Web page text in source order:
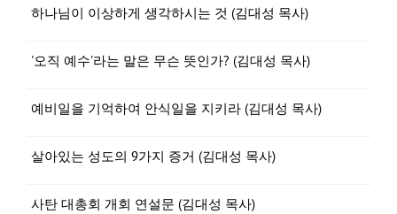
하나님이 이상하게 생각하시는 것 (김대성 목사)
'오직 예수'라는 말은 무슨 뜻인가? (김대성 목사)
예비일을 기억하여 안식일을 지키라 (김대성 목사)
살아있는 성도의 9가지 증거 (김대성 목사)
사탄 대총회 개회 연설문 (김대성 목사)